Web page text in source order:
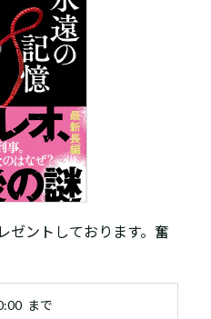
ゼントしております。奮
まで